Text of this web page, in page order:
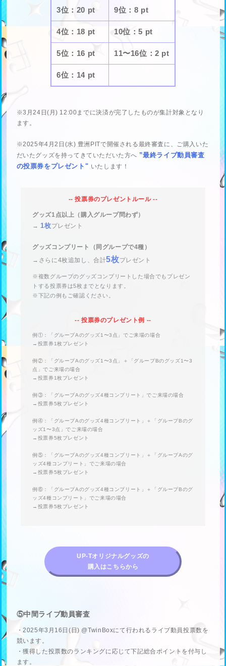
3位：20 pt 9位：8 pt
4位：18 pt 10位：5 pt
5位：16 pt 11〜16位：2 pt
6位：14 pt
※3月24日(月) 12:00までに決済が完了したものが集計対象となり
ます。
※2025年4月2日(水) 豊洲PITで開催される最終審査に、ご購入いた
だいたグッズを持ってきていただいた方へ ”最終ライブ動員審査
の投票券をプレゼント" いたします！
-- 投票券のプレゼントルール --
グッズ1点以上（購入グループ問わず）
→ 1枚プレゼント
グッズコンプリート（同グループで4種）
→さらに4枚追加し、合計5枚プレゼント
※複数グループのグッズコンプリートした場合でもプレゼン
トする投票券は5枚までとなります。
※下記の例もご確認ください。
-- 投票券のプレゼント例 --
例①：「グループAのグッズ1〜3点」でご来場の場合
→投票券1枚プレゼント
例②：「グループAのグッズ1〜3点」＋「グループBのグッズ1〜3
点」でご来場の場合
→投票券1枚プレゼント
例③：「グループAのグッズ4種コンプリート」でご来場の場合
→投票券5枚プレゼント
例④：「グループAのグッズ4種コンプリート」＋「グループBのグ
ッズ1〜3点」でご来場の場合
→投票券5枚プレゼント
例⑤：「グループAのグッズ4種コンプリート」＋「グループAのグ
ッズ4種コンプリート」でご来場の場合
→投票券5枚プレゼント
例⑥：「グループAのグッズ4種コンプリート」＋「グループBのグ
ッズ4種コンプリート」でご来場の場合
→投票券5枚プレゼント
UP-Tオリジナルグッズの
購入はこちらから
⑤中間ライブ動員審査
・2025年3月16日(日) @TwinBoxにて行われるライブ動員投票数を
競います。
・獲得した投票数のランキングに応じて下記総合ポイントを付与し
ます。